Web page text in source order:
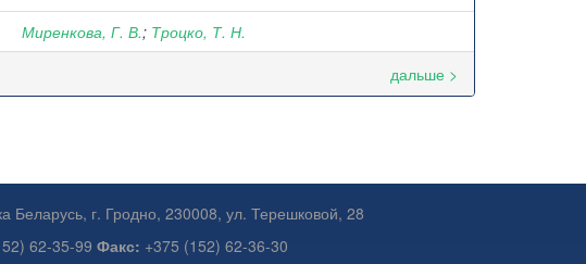
Миренкова, Г. В.; Троцко, Т. Н.
дальше >
Беларусь, г. Гродно, 230008, ул. Терешковой, 28
62-35-99 Факс: +375 (152) 62-36-30